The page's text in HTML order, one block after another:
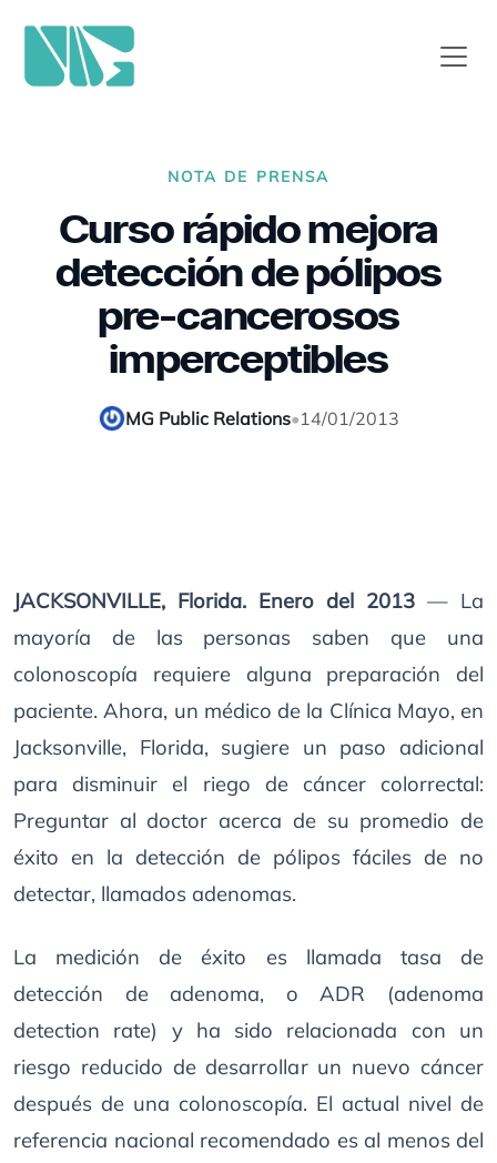
NOTA DE PRENSA
Curso rápido mejora
detección de pólipos
pre-cancerosos
imperceptibles
MG Public Relations•14/01/2013
JACKSONVILLE, Florida. Enero del 2013 — La
mayoría de las personas saben que una
colonoscopía requiere alguna preparación del
paciente. Ahora, un médico de la Clínica Mayo, en
Jacksonville, Florida, sugiere un paso adicional
para disminuir el riego de cáncer colorrectal:
Preguntar al doctor acerca de su promedio de
éxito en la detección de pólipos fáciles de no
detectar, llamados adenomas.
La medición de éxito es llamada tasa de
detección de adenoma, o ADR (adenoma
detection rate) y ha sido relacionada con un
riesgo reducido de desarrollar un nuevo cáncer
después de una colonoscopía. El actual nivel de
referencia nacional recomendado es al menos del